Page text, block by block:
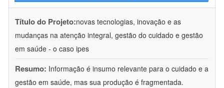
Título do Projeto:novas tecnologias, inovação e as
mudanças na atenção integral, gestão do cuidado e gestão
em saúde - o caso ipes
Resumo: Informação é insumo relevante para o cuidado e a
gestão em saúde, mas sua produção é fragmentada.